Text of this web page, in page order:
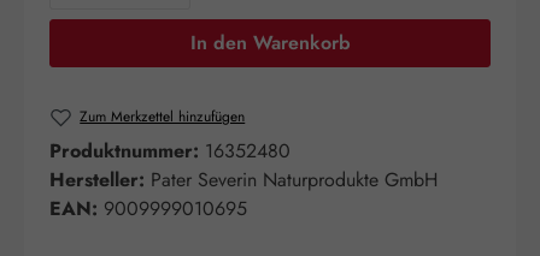
In den Warenkorb
Zum Merkzettel hinzufügen
Produktnummer: 16352480
Hersteller: Pater Severin Naturprodukte GmbH
EAN: 9009999010695